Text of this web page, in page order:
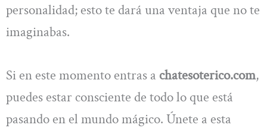
personalidad; esto te dará una ventaja que no te
imaginabas.
Si en este momento entras a chatesoterico.com,
puedes estar consciente de todo lo que está
pasando en el mundo mágico. Únete a esta